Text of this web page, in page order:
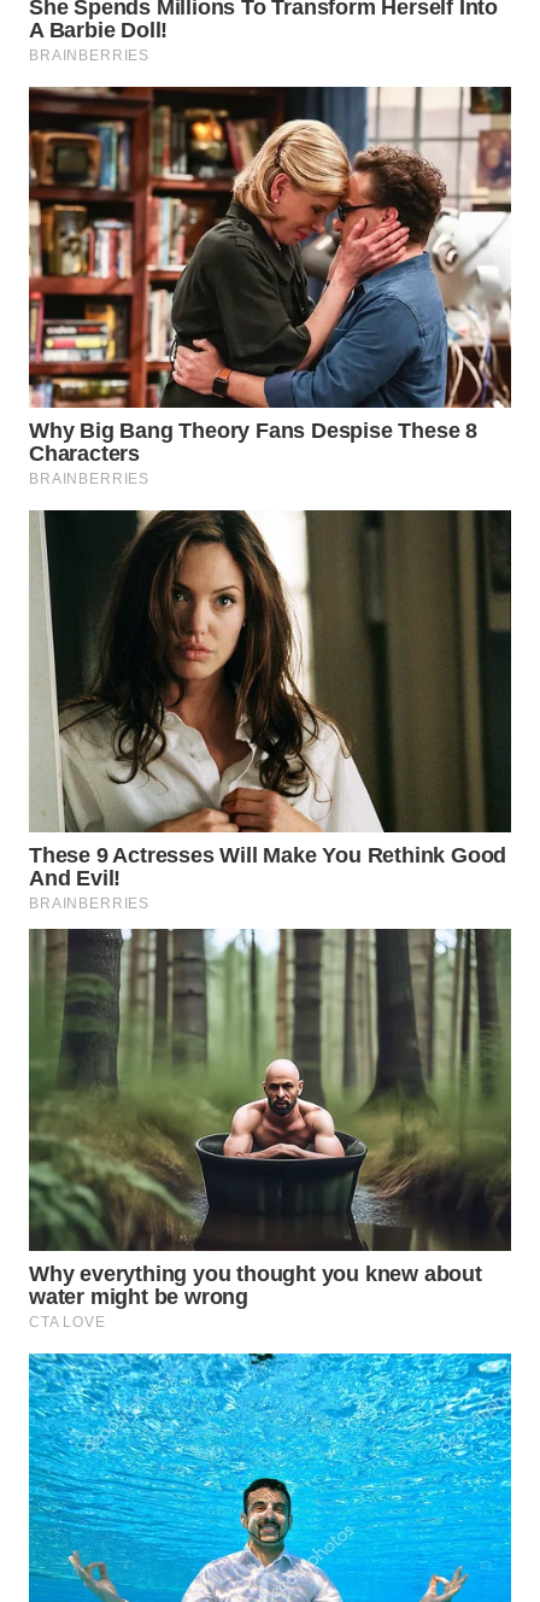
WN
TAPANULI
WN
TANJUNG
LESUNG
WN
KARO
WN
SIMALUNGUN
WN
LABUHANBATU
WN DELI
SERDANG
WN
TEBING
TINGGI
WN
PAKPAK
WN
KARAWANG
WN
BEKASI
WN
BOGOR
WN
DEPOK
WN
TAPANULI
UTARA
WN
SAMOSIR
WN
PADANG
LAWAS